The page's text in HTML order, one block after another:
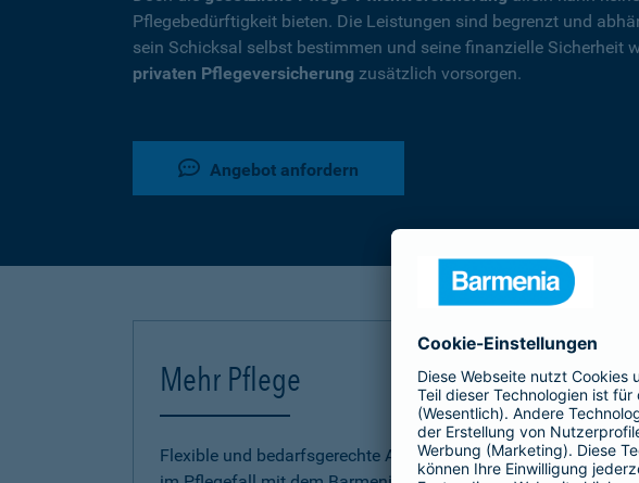
Pflegebedürftigkeit bieten. Die Leistungen sind begrenzt und
sein Schicksal selbst bestimmen und seine finanzielle Sicherheit
privaten Pflegeversicherung zusätzlich vorsorgen.
Angebot anfordern
Mehr Pflege
Flexible und bedarfsgerechte Absicherung
Ein